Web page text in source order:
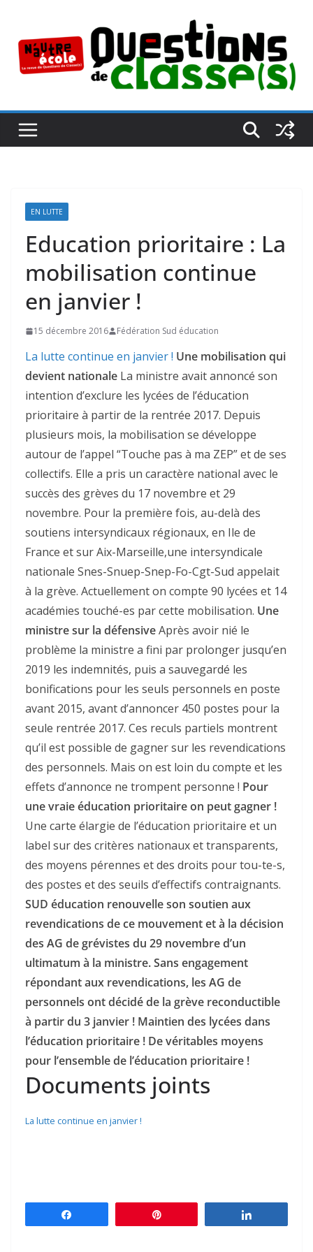
contenu
EN LUTTE
Education prioritaire : La
mobilisation continue
en janvier !
15 décembre 2016 Fédération Sud éducation
La lutte continue en janvier ! Une mobilisation qui
devient nationale La ministre avait annoncé son
intention d’exclure les lycées de l’éducation
prioritaire à partir de la rentrée 2017. Depuis
plusieurs mois, la mobilisation se développe
autour de l’appel “Touche pas à ma ZEP” et de ses
collectifs. Elle a pris un caractère national avec le
succès des grèves du 17 novembre et 29
novembre. Pour la première fois, au-delà des
soutiens intersyndicaux régionaux, en Ile de
France et sur Aix-Marseille,une intersyndicale
nationale Snes-Snuep-Snep-Fo-Cgt-Sud appelait
à la grève. Actuellement on compte 90 lycées et 14
académies touché-es par cette mobilisation. Une
ministre sur la défensiveAprès avoir nié le
problème la ministre a fini par prolonger jusqu’en
2019 les indemnités, puis a sauvegardé les
bonifications pour les seuls personnels en poste
avant 2015, avant d’annoncer 450 postes pour la
seule rentrée 2017. Ces reculs partiels montrent
qu’il est possible de gagner sur les revendications
des personnels. Mais on est loin du compte et les
effets d’annonce ne trompent personne ! Pour
une vraie éducation prioritaire on peut gagner !
Une carte élargie de l’éducation prioritaire et un
label sur des critères nationaux et transparents,
des moyens pérennes et des droits pour tou-te-s,
des postes et des seuils d’effectifs contraignants.
SUD éducation renouvelle son soutien aux
revendications de ce mouvement et à la décision
des AG de grévistes du 29 novembre d’un
ultimatum à la ministre. Sans engagement
répondant aux revendications, les AG de
personnels ont décidé de la grève reconductible
à partir du 3 janvier ! Maintien des lycées dans
l’éducation prioritaire ! De véritables moyens
pour l’ensemble de l’éducation prioritaire !
Documents joints
La lutte continue en janvier !